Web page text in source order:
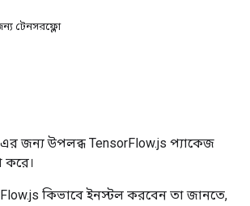
জন্য টেনসরফ্লো
জন্য উপলব্ধ TensorFlow.js প্যাকেজ
করে।
কিভাবে ইনস্টল করবেন তা জানতে,